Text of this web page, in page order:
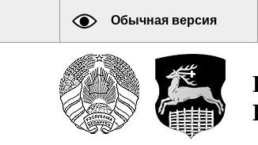
Обычная версия